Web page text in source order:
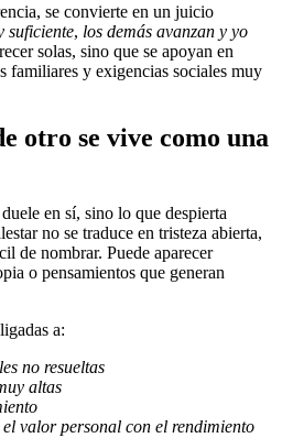
se convierte en un juicio
suficiente, los demás avanzan y yo
solas, sino que se apoyan en
familiares y exigencias sociales muy
otro se vive como una
en sí, sino lo que despierta
no se traduce en tristeza abierta,
de nombrar. Puede aparecer
o pensamientos que generan
a:
no resueltas
altas
valor personal con el rendimiento